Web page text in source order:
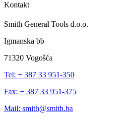
Kontakt
Smith General Tools d.o.o.
Igmanska bb
71320 Vogošća
Tel: + 387 33 951-350
Fax: + 387 33 951-375
Mail: smith@smith.ba